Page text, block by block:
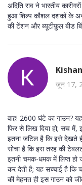
अदिति राव ने भारतीय
हुआ शिल्प कौशल दशकों के
की टेंशन और ब्यूटीफ़ुल बीड
जून 17,
वाह! 2600 घंटे का गाउन?
फिर से लिख दिया हो; सच
इतना जटिल है कि इसे देखते
सोचा है कि इस तरह की
इतनी चमक-धमक में लिप्त हो
कर देती है; यह सच्चाई है कि
की मेहनत ही इस गाउन को